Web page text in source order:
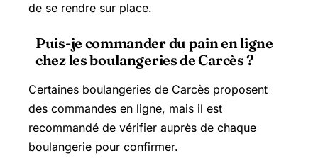
de se rendre sur place.
Puis-je commander du pain en ligne
chez les boulangeries de Carcès ?
Certaines boulangeries de Carcès proposent
des commandes en ligne, mais il est
recommandé de vérifier auprès de chaque
boulangerie pour confirmer.